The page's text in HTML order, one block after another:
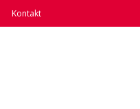
Kontakt